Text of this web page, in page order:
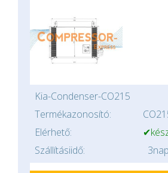
Kia-Condenser-CO215
Termékazonosító:
Elérhető:
Szállításiidő:
3nap